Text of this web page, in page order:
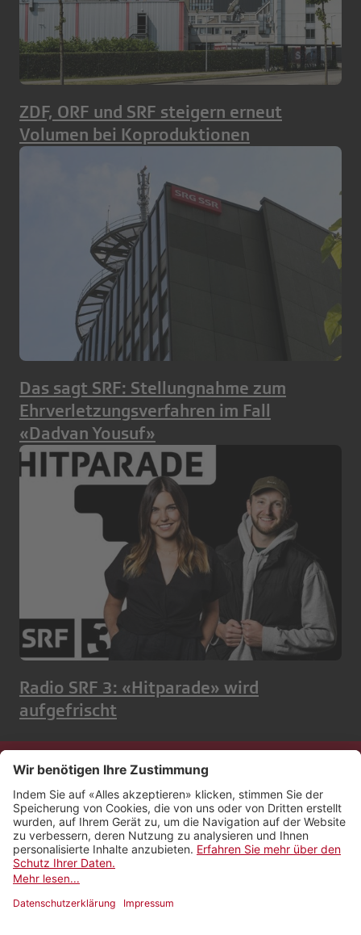
ZDF, ORF und SRF steigern erneut
Volumen bei Koproduktionen
Das sagt SRF: Stellungnahme zum
Ehrverletzungsverfahren im Fall
«Dadvan Yousuf»
Radio SRF 3: «Hitparade» wird
aufgefrischt
Kontakt
Impressum
Rechtliches
Netiquette